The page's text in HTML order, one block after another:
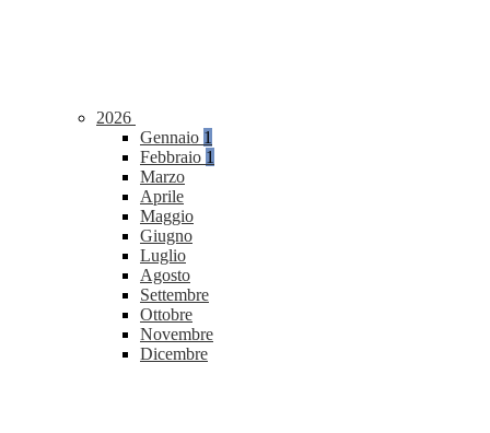
2026
Gennaio 1
Febbraio 1
Marzo
Aprile
Maggio
Giugno
Luglio
Agosto
Settembre
Ottobre
Novembre
Dicembre